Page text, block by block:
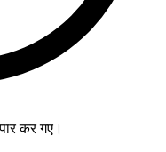
कर गए।